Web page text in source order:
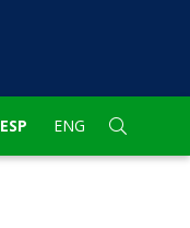
ESP ENG